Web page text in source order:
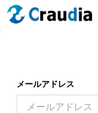
メールアドレス